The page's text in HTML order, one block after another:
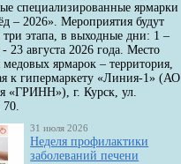
специализированные ярмарки
– 2026». Мероприятия будут
три этапа, в выходные дни: 1 –
23 августа 2026 года. Место
ярмарок – территория,
к гипермаркету «Линия-1» (АО
«ГРИНН»), г. Курск, ул.
70.
31 июля 2026
Неделя профилактики
заболеваний печени